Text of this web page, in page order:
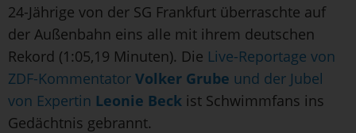
24-Jährige von der SG Frankfurt überraschte auf
der Außenbahn eins alle mit ihrem deutschen
Rekord (1:05,19 Minuten). Die Live-Reportage von
ZDF-Kommentator Volker Grube und der Jubel
von Expertin Leonie Beck ist Schwimmfans ins
Gedächtnis gebrannt.